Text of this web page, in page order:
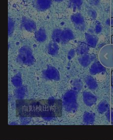
自動検出前